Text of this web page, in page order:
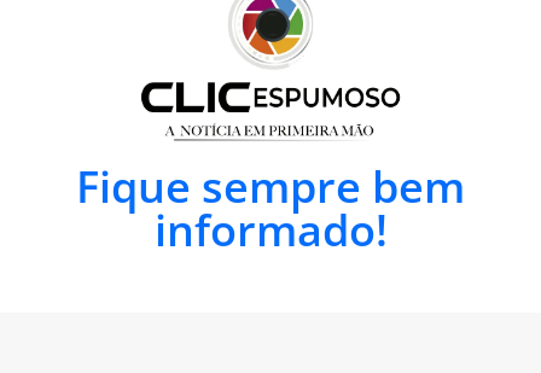
Fique sempre bem
informado!